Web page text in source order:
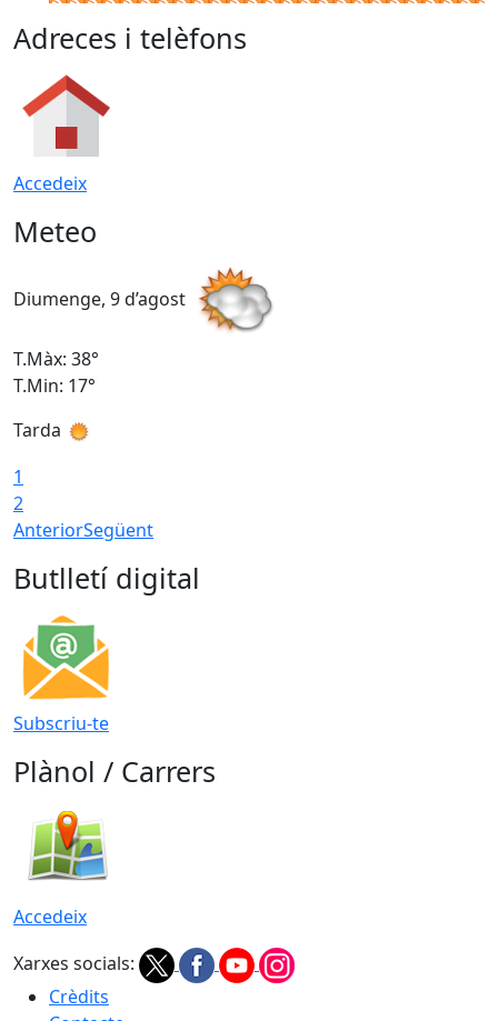
Adreces i telèfons
Accedeix
Meteo
Diumenge, 9 d’agost
T.Màx: 38°
T.Min: 17°
Tarda
1
2
AnteriorSegüent
Butlletí digital
Subscriu-te
Plànol / Carrers
Accedeix
Xarxes socials:
Crèdits